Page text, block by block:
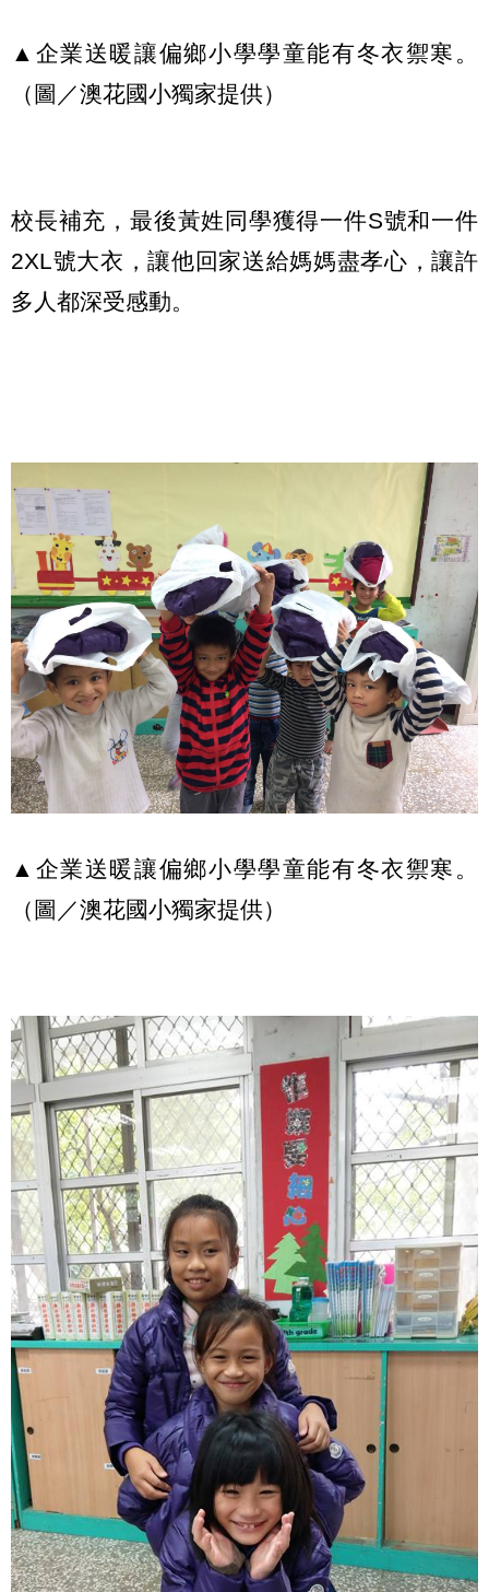
▲企業送暖讓偏鄉小學學童能有冬衣禦寒。
（圖／澳花國小獨家提供）
校長補充，最後黃姓同學獲得一件S號和一件
2XL號大衣，讓他回家送給媽媽盡孝心，讓許
多人都深受感動。
▲企業送暖讓偏鄉小學學童能有冬衣禦寒。
（圖／澳花國小獨家提供）